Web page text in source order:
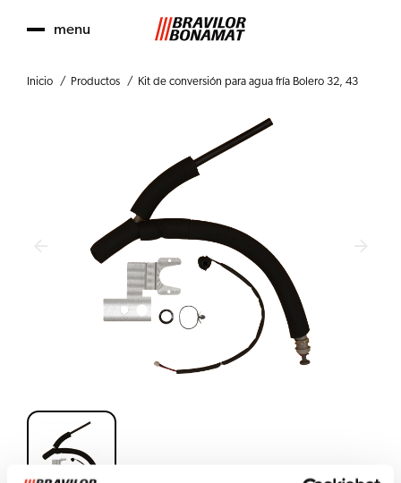
menu
Inicio Productos Kit de conversión para agua fría Bolero 32, 43